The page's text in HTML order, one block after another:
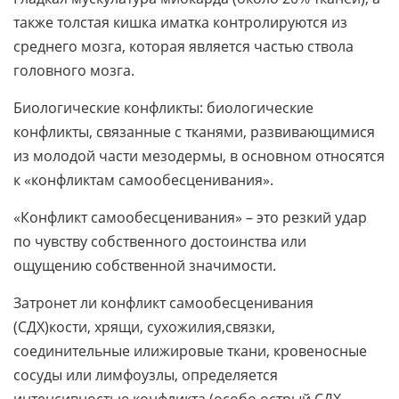
также толстая кишка иматка контролируются из
среднего мозга, которая является частью ствола
головного мозга.
Биологические конфликты: биологические
конфликты, связанные с тканями, развивающимися
из молодой части мезодермы, в основном относятся
к «конфликтам самообесценивания».
«Конфликт самообесценивания» – это резкий удар
по чувству собственного достоинства или
ощущению собственной значимости.
Затронет ли конфликт самообесценивания
(СДХ)кости, хрящи, сухожилия,связки,
соединительные илижировые ткани, кровеносные
сосуды или лимфоузлы, определяется